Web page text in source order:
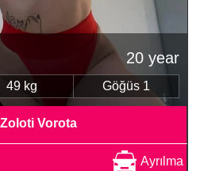
20 year
49 kg Göğüs 1
Zoloti Vorota
Ayrılma